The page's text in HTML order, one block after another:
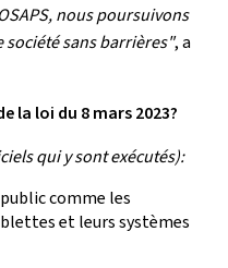
nous poursuivons
sans barrières", a
la loi du 8 mars 2023?
qui y sont exécutés):
comme les
et leurs systèmes